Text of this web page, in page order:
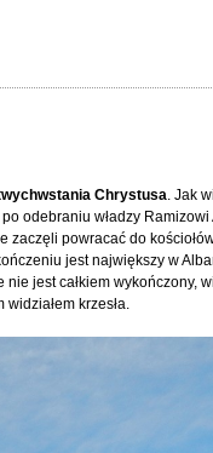
Chrystusa. Jak
odebraniu władzy
zaczęli powracać do
jest największy w
jest całkiem wykończony,
krzesła.